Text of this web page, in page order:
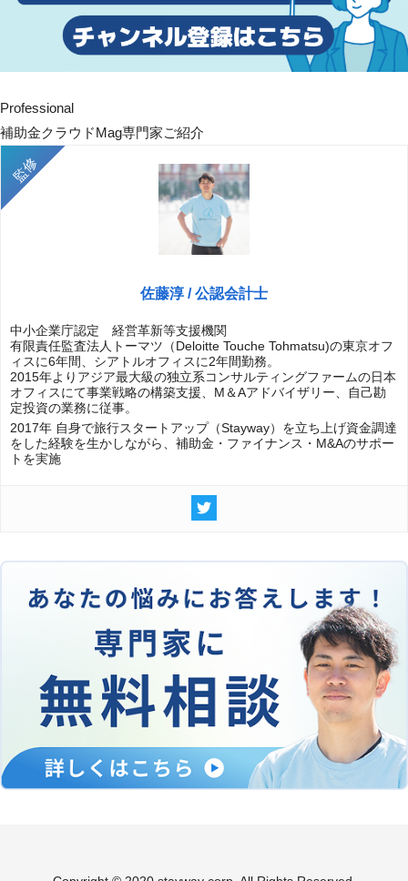
Professional
補助金クラウドMag専門家ご紹介
佐藤淳 / 公認会計士
中小企業庁認定 経営革新等支援機関
有限責任監査法人トーマツ（Deloitte Touche Tohmatsu)の東京オフ
ィスに6年間、シアトルオフィスに2年間勤務。
2015年よりアジア最大級の独立系コンサルティングファームの日本
オフィスにて事業戦略の構築支援、M＆Aアドバイザリー、自己勘
定投資の業務に従事。
2017年 自身で旅行スタートアップ（Stayway）を立ち上げ資金調達
をした経験を生かしながら、補助金・ファイナンス・M&Aのサポー
トを実施